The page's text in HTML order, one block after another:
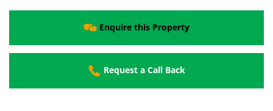
Enquire this Property
Request a Call Back